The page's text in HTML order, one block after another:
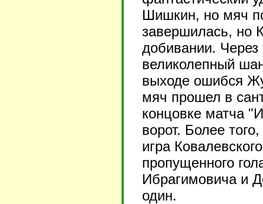
Шишкин, но мяч
завершилась, но
добивании. Через
великолепный
выходе ошибся
мяч прошел в
концовке матча
ворот. Более
игра
пропущенного
Ибрагимовича и
один.